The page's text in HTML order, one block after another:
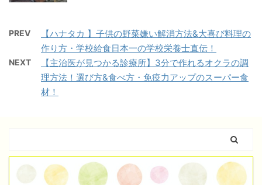
PREV
【ハナタカ 】子供の野菜嫌い解消方法&大喜び料理の
作り方・学校給食日本一の学校栄養士直伝！
NEXT
【主治医が見つかる診療所】3分で作れるオクラの調
理方法！選び方&食べ方・免疫力アップのスーパー食
材！